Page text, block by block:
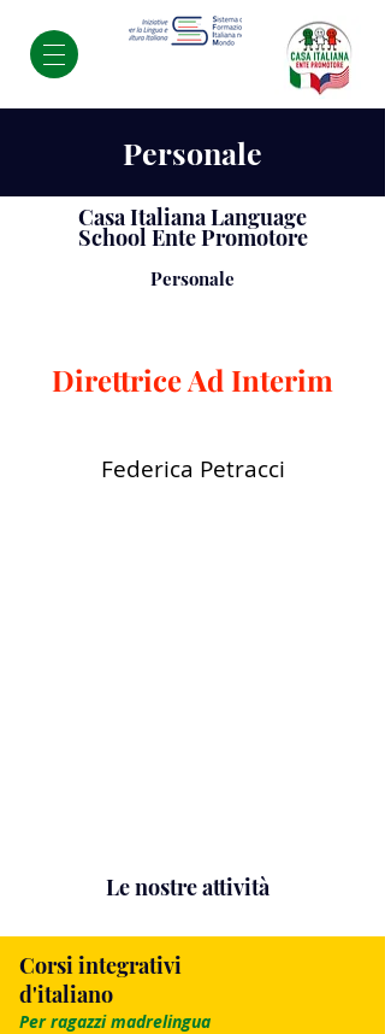
Personale
Casa Italiana Language
School Ente Promotore
Personale
Direttrice Ad Interim
Federica Petracci
Le nostre attività
Corsi integrativi
d'italiano
Per ragazzi madrelingua